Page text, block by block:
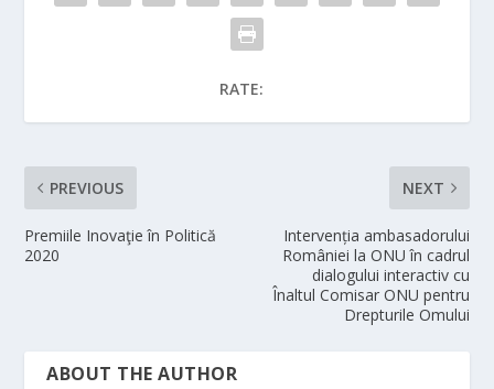
RATE:
PREVIOUS
Premiile Inovaţie în Politică
2020
NEXT
Intervenția ambasadorului
României la ONU în cadrul
dialogului interactiv cu
Înaltul Comisar ONU pentru
Drepturile Omului
ABOUT THE AUTHOR